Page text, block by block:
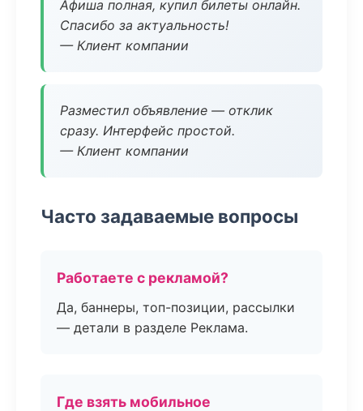
Афиша полная, купил билеты онлайн.
Спасибо за актуальность!
— Клиент компании
Разместил объявление — отклик
сразу. Интерфейс простой.
— Клиент компании
Часто задаваемые вопросы
Работаете с рекламой?
Да, баннеры, топ-позиции, рассылки
— детали в разделе Реклама.
Где взять мобильное